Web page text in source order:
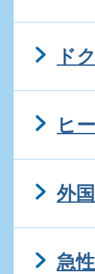
ド
ヒ
外
急